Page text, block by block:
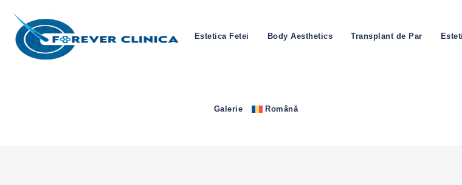
content
Estetica Fetei Body Aesthetics Transplant de Par
Galerie Română